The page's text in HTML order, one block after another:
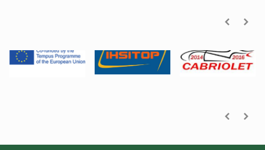
Our partners